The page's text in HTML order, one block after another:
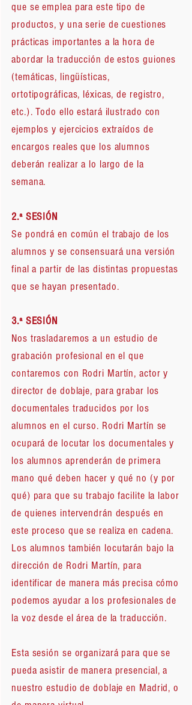
que se emplea para este tipo de
productos, y una serie de cuestiones
prácticas importantes a la hora de
abordar la traducción de estos guiones
(temáticas, lingüísticas,
ortotipográficas, léxicas, de registro,
etc.). Todo ello estará ilustrado con
ejemplos y ejercicios extraídos de
encargos reales que los alumnos
deberán realizar a lo largo de la
semana.
2.ª SESIÓN
Se pondrá en común el trabajo de los
alumnos y se consensuará una versión
final a partir de las distintas propuestas
que se hayan presentado.
3.ª SESIÓN
Nos trasladaremos a un estudio de
grabación profesional en el que
contaremos con Rodri Martín, actor y
director de doblaje, para grabar los
documentales traducidos por los
alumnos en el curso. Rodri Martín se
ocupará de locutar los documentales y
los alumnos aprenderán de primera
mano qué deben hacer y qué no (y por
qué) para que su trabajo facilite la labor
de quienes intervendrán después en
este proceso que se realiza en cadena.
Los alumnos también locutarán bajo la
dirección de Rodri Martín, para
identificar de manera más precisa cómo
podemos ayudar a los profesionales de
la voz desde el área de la traducción.
Esta sesión se organizará para que se
pueda asistir de manera presencial, a
nuestro estudio de doblaje en Madrid, o